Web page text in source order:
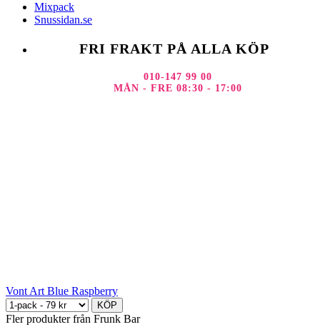
Mixpack
Snussidan.se
FRI FRAKT PÅ ALLA KÖP
010-147 99 00
MÅN - FRE 08:30 - 17:00
Vont Art Blue Raspberry
KÖP
Fler produkter från Frunk Bar